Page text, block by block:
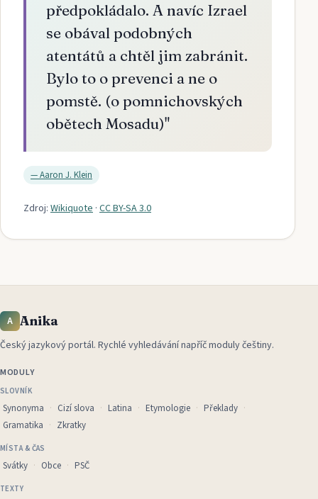
předpokládalo. A navíc Izrael
se obával podobných
atentátů a chtěl jim zabránit.
Bylo to o prevenci a ne o
pomstě. (o pomnichovských
obětech Mosadu)"
—Aaron J. Klein
Zdroj: Wikiquote · CC BY-SA 3.0
A Anika
Český jazykový portál. Rychlé vyhledávání napříč moduly češtiny.
MODULY
SLOVNÍK
Synonyma Cizí slova Latina Etymologie
Překlady
Gramatika
Zkratky
MÍSTA & ČAS
Svátky Obce PSČ
TEXTY